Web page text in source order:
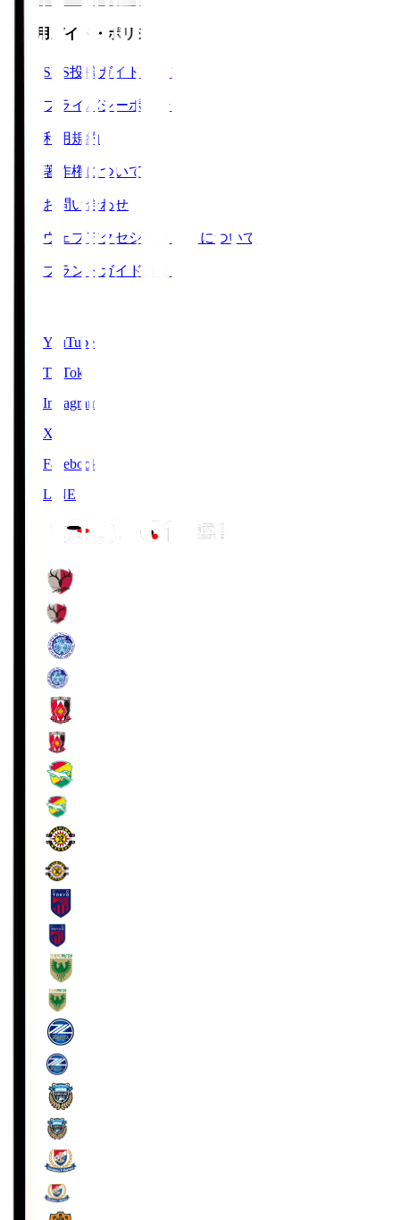
ご利用ガイド・ポリシー
SNS投稿ガイドライン
プライバシーポリシー
利用規約
著作権について
お問い合わせ
ウェブアクセシビリティについて
ブランドガイドライン
YouTube
TikTok
Instagram
X
Facebook
LINE